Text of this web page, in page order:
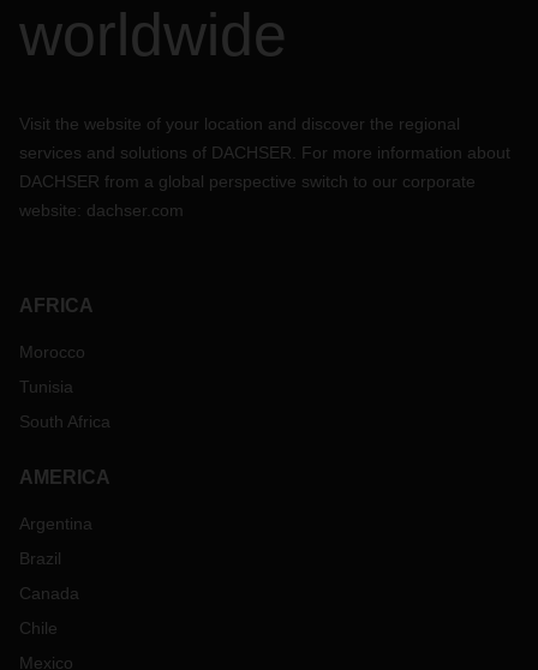
worldwide
Visit the website of your location and discover the regional
services and solutions of DACHSER. For more information about
DACHSER from a global perspective switch to our corporate
website: dachser.com
AFRICA
Morocco
Tunisia
South Africa
AMERICA
Argentina
Brazil
Canada
Chile
Mexico